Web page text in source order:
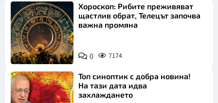
Хороскоп: Рибите преживяват
щастлив обрат, Телецът започва
важна промяна
0 7174
Топ синоптик с добра новина!
На тази дата идва
захлаждането